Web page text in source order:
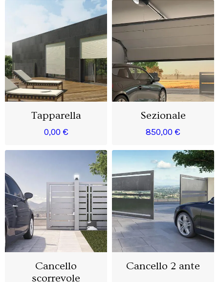
Tapparella
0,00 €
Sezionale
850,00 €
Cancello
scorrevole
Cancello 2 ante